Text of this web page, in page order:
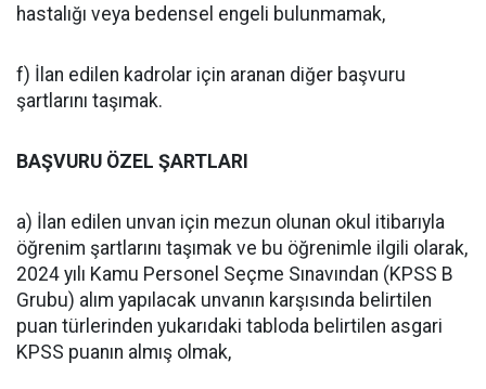
hastalığı veya bedensel engeli bulunmamak,
f) İlan edilen kadrolar için aranan diğer başvuru
şartlarını taşımak.
BAŞVURU ÖZEL ŞARTLARI
a) İlan edilen unvan için mezun olunan okul itibarıyla
öğrenim şartlarını taşımak ve bu öğrenimle ilgili olarak,
2024 yılı Kamu Personel Seçme Sınavından (KPSS B
Grubu) alım yapılacak unvanın karşısında belirtilen
puan türlerinden yukarıdaki tabloda belirtilen asgari
KPSS puanın almış olmak,